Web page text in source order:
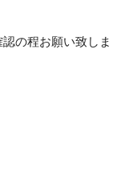
の程お願い致しま